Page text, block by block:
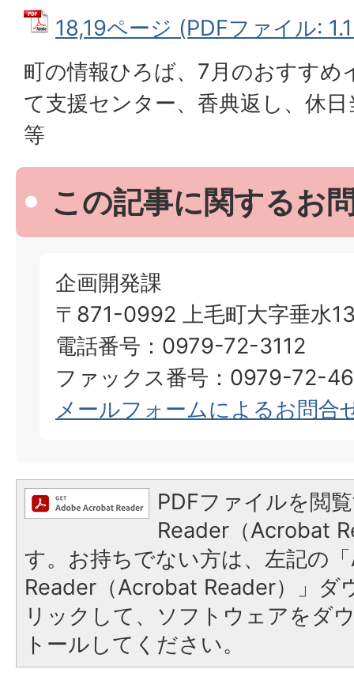
18,19ページ (PDFファイル:
町の情報ひろば、7月のおすすめ
て支援センター、香典返し、休
等
この記事に関するお
企画開発課
〒871-0992 上毛町大字垂水
電話番号：0979-72-3112
ファックス番号：0979-72-
メールフォームによるお問合
PDFファイルを閲
Reader（Acrobat
す。お持ちでない方は、左記の
Reader（Acrobat Reader）」ダ
リックして、ソフトウェアをダ
トールしてください。